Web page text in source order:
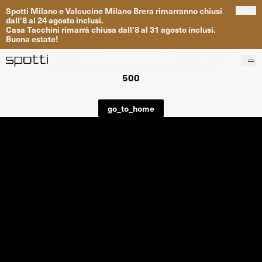
Spotti MilanoeValcucine Milano Brera rimarrannochiusi
dall'8al 24agosto inclusi.
Casa Tacchini rimarrà chiusa dall'8al 31 agosto inclusi.
Buona estate!
Progetti
500
go_to_home